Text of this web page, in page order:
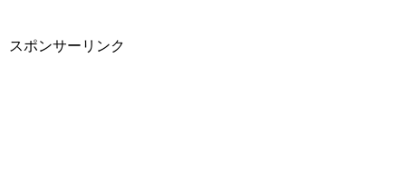
スポンサーリンク